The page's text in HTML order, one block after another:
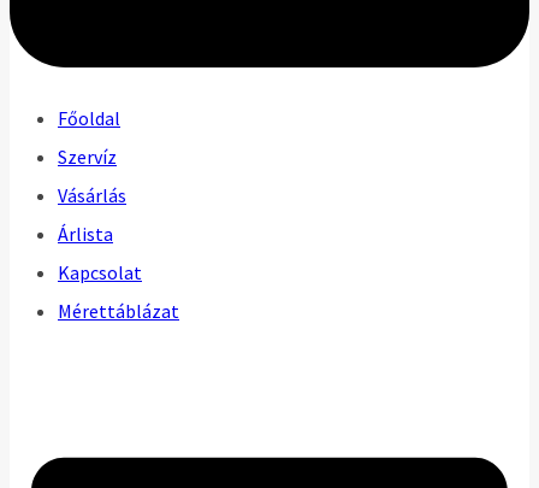
Főoldal
Szervíz
Vásárlás
Árlista
Kapcsolat
Mérettáblázat